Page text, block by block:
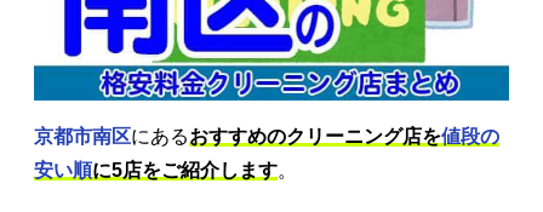
京都市南区にあるおすすめのクリーニング店を値段の
安い順に5店をご紹介します。